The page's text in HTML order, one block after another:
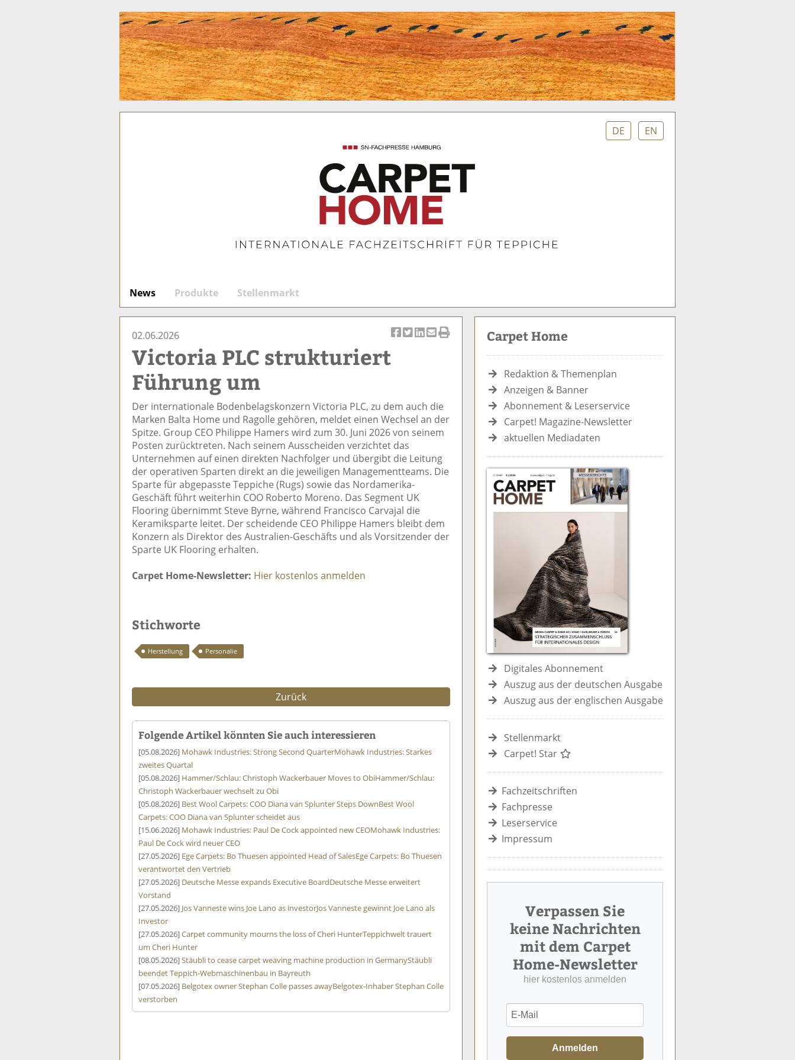
DE EN
News Produkte
Stellenmarkt
S
u
e
uf
F
ac
e
b
o
o
k
te
il
e
wi
tt
er
n
uf
Li
n
e
di
te
il
e
n
er
E
m
l
v
d
e
ru
ck
e
02.06.2026
Victoria PLC strukturiert
Führung um
Der internationale Bodenbelagskonzern Victoria PLC, zu dem auch die
Marken Balta Home und Ragolle gehören, meldet einen Wechsel an der
Spitze. Group CEO Philippe Hamers wird zum 30. Juni 2026 von seinem
Posten zurücktreten. Nach seinem Ausscheiden verzichtet das
Unternehmen auf einen direkten Nachfolger und übergibt die Leitung
der operativen Sparten direkt an die jeweiligen Managementteams. Die
Sparte für abgepasste Teppiche (Rugs) sowie das Nordamerika-
Geschäft führt weiterhin COO Roberto Moreno. Das Segment UK
Flooring übernimmt Steve Byrne, während Francisco Carvajal die
Keramiksparte leitet. Der scheidende CEO Philippe Hamers bleibt dem
Konzern als Direktor des Australien-Geschäfts und als Vorsitzender der
Sparte UK Flooring erhalten.
Carpet Home-Newsletter: Hier kostenlos anmelden
Stichworte
Herstellung Personalie
Zurück
Folgende Artikel könnten Sie auch interessieren
[05.08.2026] Mohawk Industries: Strong Second QuarterMohawk Industries: Starkes
zweites Quartal
[05.08.2026] Hammer/Schlau: Christoph Wackerbauer Moves to ObiHammer/Schlau:
Christoph Wackerbauer wechselt zu Obi
[05.08.2026] Best Wool Carpets: COO Diana van Splunter Steps DownBest Wool
Carpets: COO Diana van Splunter scheidet aus
[15.06.2026] Mohawk Industries: Paul De Cock appointed new CEOMohawk Industries:
Paul De Cock wird neuer CEO
[27.05.2026] Ege Carpets: Bo Thuesen appointed Head of SalesEge Carpets: Bo Thuesen
verantwortet den Vertrieb
[27.05.2026] Deutsche Messe expands Executive BoardDeutsche Messe erweitert
Vorstand
[27.05.2026] Jos Vanneste wins Joe Lano as investorJos Vanneste gewinnt Joe Lano als
Investor
[27.05.2026]Carpet community mourns the loss of Cheri HunterTeppichwelt trauert
um Cheri Hunter
[08.05.2026]Stäubli to cease carpet weaving machine production in GermanyStäubli
beendet Teppich-Webmaschinenbau in Bayreuth
[07.05.2026] Belgotex owner Stephan Colle passes awayBelgotex-Inhaber Stephan Colle
verstorben
Carpet Home
Redaktion & Themenplan
Anzeigen & Banner
Abonnement & Leserservice
Carpet! Magazine-Newsletter
aktuellen Mediadaten
Digitales Abonnement
Auszug aus der deutschen Ausgabe
Auszug aus der englischen Ausgabe
Stellenmarkt
Carpet! Star
Fachzeitschriften
Fachpresse
Leserservice
Impressum
Verpassen Sie
keine Nachrichten
mit dem Carpet
Home-Newsletter
hier kostenlos anmelden
Anmelden